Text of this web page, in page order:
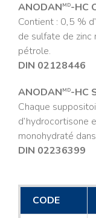
ANODANMD-HC
Contient : 0,5 %
de sulfate de zinc
pétrole.
DIN 02128446
ANODANMD-HC
Chaque
d’hydrocortisone
monohydraté
DIN 02236399
CODE